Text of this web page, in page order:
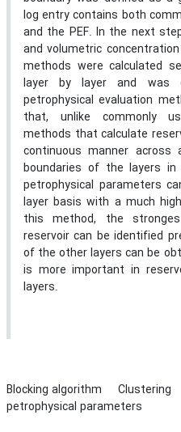
log entry contains both
and the PEF. In the next
and volumetric
methods were calculated
layer by layer and was
petrophysical evaluation
that, unlike commonly
methods that calculate
continuous manner across
boundaries of the layers
petrophysical parameters
layer basis with a much
this method, the
reservoir can be identified
of the other layers can be
is more important in
layers.
Blocking algorithm Clustering
petrophysical parameters